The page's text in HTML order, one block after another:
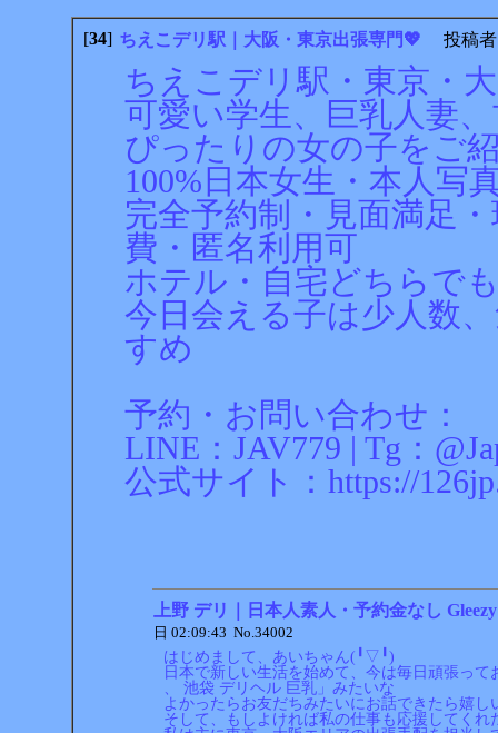
[34] ちえこデリ駅｜大阪・東京出張専門💖 投稿者
ちえこデリ駅・東京・
可愛い学生、巨乳人妻
ぴったりの女の子をご
100%日本女生・本人写
完全予約制・見面満足
費・匿名利用可
ホテル・自宅どちらで
今日会える子は少人数
すめ
予約・お問い合わせ：
LINE：JAV779 | Tg：
公式サイト：https://
上野 デリ｜日本人素人・予約金なし
日 02:09:43 No.34002
はじめまして、あいちゃん(╹▽╹)
日本で新しい生活を始めて、今は毎日頑張って
、 池袋 デリヘル 巨乳」みたいな
よかったらお友だちみたいにお話できたら嬉し
そして、もしよければ私の仕事も応援してくれ